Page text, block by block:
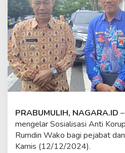
m
u
l
i
h
S
o
s
i
a
l
s
a
s
i
PRABUMULIH, NAGARA.ID
mengelar Sosialisasi Anti
Rumdin Wako bagi pejabat
Kamis (12/12/2024).